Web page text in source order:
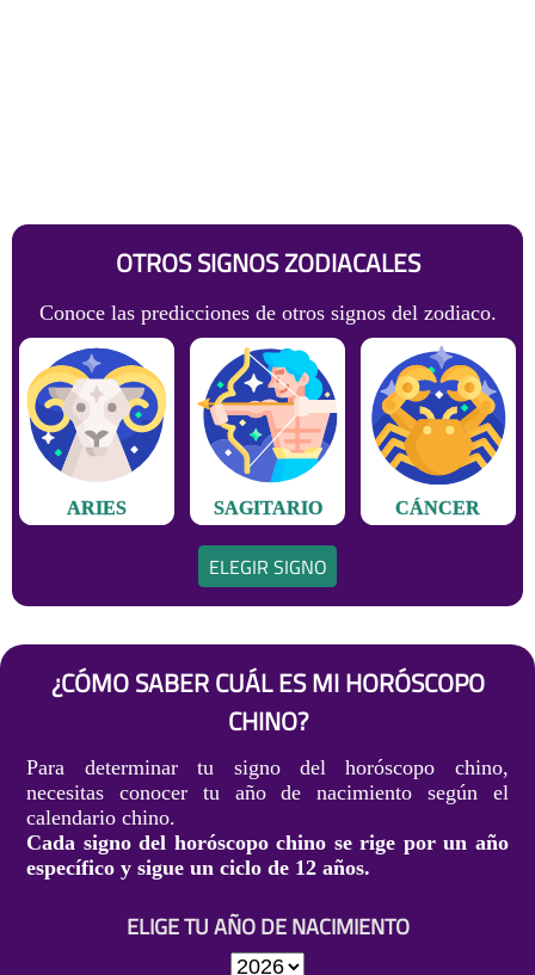
OTROS SIGNOS ZODIACALES
Conoce las predicciones de otros signos del zodiaco.
ARIES SAGITARIO CÁNCER
ELEGIR SIGNO
¿CÓMO SABER CUÁL ES MI HORÓSCOPO
CHINO?
Para determinar tu signo del horóscopo chino,
necesitas conocer tu año de nacimiento según el
calendario chino.
Cada signo del horóscopo chino se rige por un año
específico y sigue un ciclo de 12 años.
ELIGE TU AÑO DE NACIMIENTO